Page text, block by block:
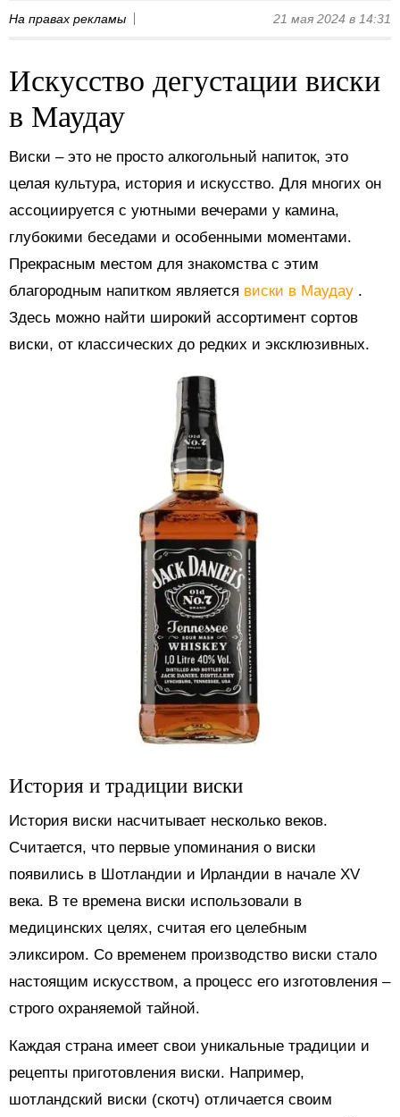
На правах рекламы 21 мая 2024 в 14:31
Искусство дегустации виски
в Маудау
Виски – это не просто алкогольный напиток, это
целая культура, история и искусство. Для многих он
ассоциируется с уютными вечерами у камина,
глубокими беседами и особенными моментами.
Прекрасным местом для знакомства с этим
благородным напитком является виски в Маудау .
Здесь можно найти широкий ассортимент сортов
виски, от классических до редких и эксклюзивных.
История и традиции виски
История виски насчитывает несколько веков.
Считается, что первые упоминания о виски
появились в Шотландии и Ирландии в начале XV
века. В те времена виски использовали в
медицинских целях, считая его целебным
эликсиром. Со временем производство виски стало
настоящим искусством, а процесс его изготовления –
строго охраняемой тайной.
Каждая страна имеет свои уникальные традиции и
рецепты приготовления виски. Например,
шотландский виски (скотч) отличается своим